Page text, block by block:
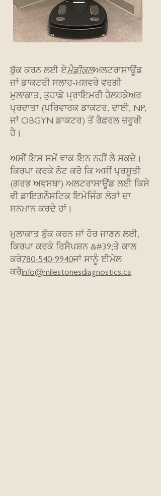
ਬੁੱਕ ਕਰਨ ਲਈ ਏਮੈਡੀਕਲਅਲਟਰਾਸਾਊਂਡ
ਜਾਂ ਡਾਕਟਰੀ ਸਲਾਹ-ਮਸ਼ਵਰੇ ਵਰਗੀ
ਮੁਲਾਕਾਤ, ਤੁਹਾਡੇ ਪ੍ਰਾਇਮਰੀ ਹੈਲਥਕੇਅਰ
ਪ੍ਰਦਾਤਾ (ਪਰਿਵਾਰਕ ਡਾਕਟਰ, ਦਾਈ, NP,
ਜਾਂ OBGYN ਡਾਕਟਰ) ਤੋਂ ਰੈਫ਼ਰਲ ਜ਼ਰੂਰੀ
ਹੈ।
ਅਸੀਂ ਇਸ ਸਮੇਂ ਵਾਕ-ਇਨ ਨਹੀਂ ਲੈ ਸਕਦੇ।
ਕਿਰਪਾ ਕਰਕੇ ਨੋਟ ਕਰੋ ਕਿ ਅਸੀਂ ਪ੍ਰਸੂਤੀ
(ਗਰਭ ਅਵਸਥਾ) ਅਲਟਰਾਸਾਊਂਡ ਲਈ ਕਿਸੇ
ਵੀ ਡਾਇਗਨੌਸਟਿਕ ਇਮੇਜਿੰਗ ਲੋੜਾਂ ਦਾ
ਸਨਮਾਨ ਕਰਦੇ ਹਾਂ।
ਮੁਲਾਕਾਤ ਬੁੱਕ ਕਰਨ ਜਾਂ ਹੋਰ ਜਾਣਨ ਲਈ,
ਕਿਰਪਾ ਕਰਕੇ ਰਿਸੈਪਸ਼ਨ &#39;ਤੇ ਕਾਲ
ਕਰੋ780-540-9940ਜਾਂ ਸਾਨੂੰ ਈਮੇਲ
ਕਰੋinfo@milestonesdiagnostics.ca